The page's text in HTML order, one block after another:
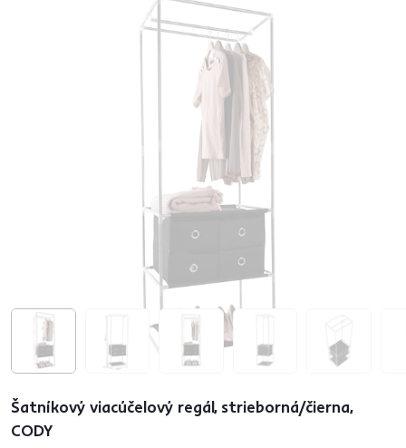
Šatníkový viacúčelový regál, strieborná/čierna,
CODY